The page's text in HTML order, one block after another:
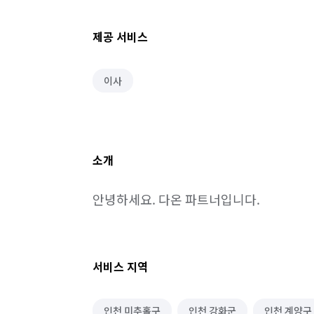
제공 서비스
이사
소개
안녕하세요. 다온 파트너입니다.
서비스 지역
인천 미추홀구 인천 강화군 인천 계양구